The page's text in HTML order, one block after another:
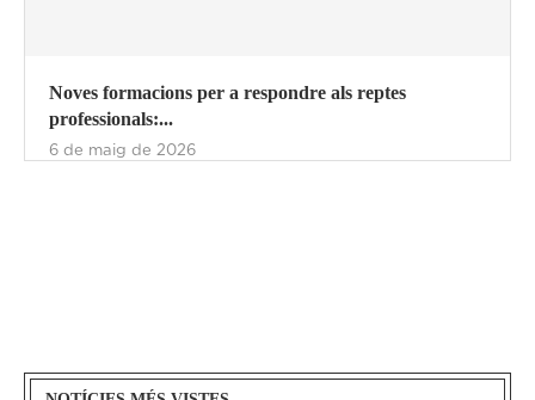
Noves formacions per a respondre als reptes
professionals:...
6 de maig de 2026